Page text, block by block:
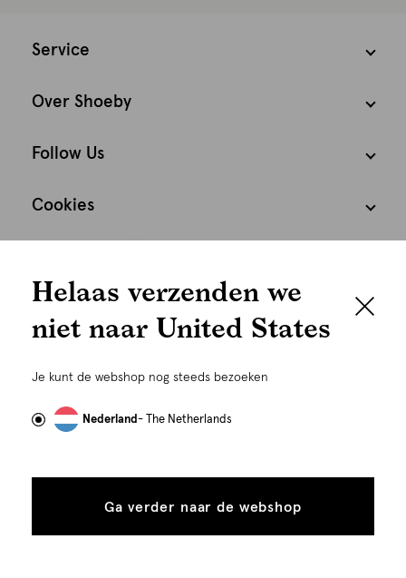
graag persoonlijk
gebruiken wij cookies en daarmee vergelijkbare
om advertenties te personaliseren...
tonen
toestaan
Service
Over Shoeby
Follow Us
Cookies
©Alle rechten voorbehouden. Shoeby 2026
Helaas verzenden we
niet naar United States
Je kunt de webshop nog steeds bezoeken
Nederland- The Netherlands
Ga verder naar de webshop